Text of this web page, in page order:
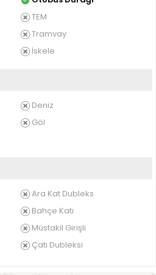
TEM
Tramvay
İskele
Deniz
Göl
Ara Kat Dubleks
Bahçe Katı
Müstakil Girişli
Çatı Dubleksi